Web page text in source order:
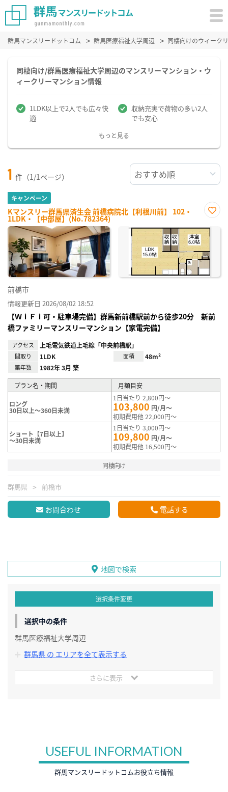
群馬マンスリードットコム 群馬医療福祉大学周辺 同棲向けのウィーク
同棲向け/群馬医療福祉大学周辺のマンスリーマンション・ウ
ィークリーマンション情報
1LDK以上で2人でも広々快
適
収納充実で荷物の多い2人
でも安心
もっと見る
1 件（1/1ページ）
キャンペーン
Kマンスリー群馬県済生会 前橋病院北【利根川前】 102・
1LDK・【中部屋】(No.782364)
に入
り登
録
前橋市
情報更新日 2026/08/02 18:52
【ＷｉＦｉ可・駐車場完備】群馬新前橋駅前から徒歩20分 新前
橋ファミリーマンスリーマンション【家電完備】
アクセス 上毛電気鉄道上毛線「中央前橋駅」
間取り 1LDK 面積 48m²
築年数 1982年 3月 築
プラン名・期間 月額目安
ロング
30日以上～360日未満
1日当たり 2,800円～
103,800 円/月～
初期費用他 22,000円～
ショート【7日以上】
～30日未満
1日当たり 3,000円～
109,800 円/月～
初期費用他 16,500円～
同棲向け
群馬県 前橋市
お問合わせ 電話する
地図で検索
選択条件変更
選択中の条件
群馬医療福祉大学周辺
群馬県 の エリアを全て表示する
さらに表示
USEFUL INFORMATION
群馬マンスリードットコムお役立ち情報